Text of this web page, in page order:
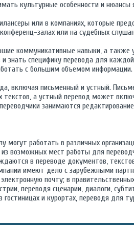
культурные особенности и
или в компаниях, которые
залах или на судебных
коммуникативные навыки, а
знать специфику перевода для
с большим объемом информации.
включая письменный и устный.
текстов, а устный перевод может
занимаются
могут работать в различных
возможных мест работы для
в переводе документов,
имеют дело с зарубежными
почту; в
переводя сценарии, диалоги,
и курортах, переводя для